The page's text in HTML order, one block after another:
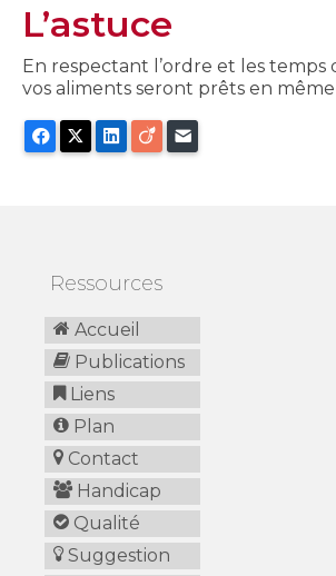
L’astuce
En respectant l’ordre et les temps
vos aliments seront prêts en
Facebook LinkedIn
Viadeo
Ressources
Accueil
Publications
Liens
Plan
Contact
Handicap
Qualité
Suggestion